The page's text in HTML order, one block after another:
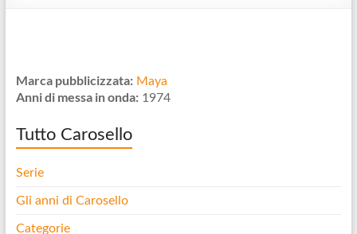
Marca pubblicizzata: Maya
Anni di messa in onda:1974
Tutto Carosello
Serie
Gli anni di Carosello
Categorie